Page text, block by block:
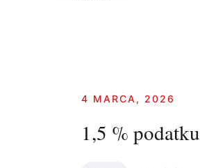
4 MARCA, 2026
1,5 % podatku